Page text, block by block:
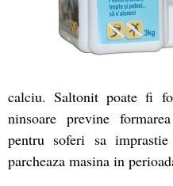
calciu. Saltonit poate fi
ninsoare previne
pentru soferi sa
parcheaza masina in